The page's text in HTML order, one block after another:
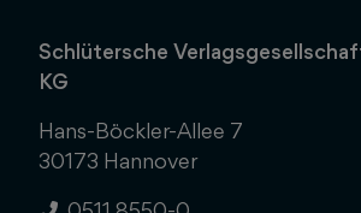
Schlütersche
KG
Hans-Böckler-Allee 7
30173 Hannover